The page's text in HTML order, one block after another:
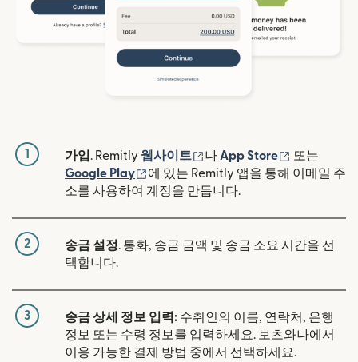
1 가입. Remitly 웹사이트 (새 창에서 열림)
나 App Store (새 창에서
또는
Google Play
(새 창에서 열림)
에 있는 Remitly 앱을 통해 이메일 주
소를 사용하여 계정을 만듭니다.
2 송금 설정. 통화, 송금 금액 및 송금 소요 시간을 선
택합니다.
3 송금 상세 정보 입력: 수취인의 이름, 연락처, 은행
정보 또는 수령 정보를 입력하세요. 보츠와나에서
이용 가능한 결제 방법 중에서 선택하세요.